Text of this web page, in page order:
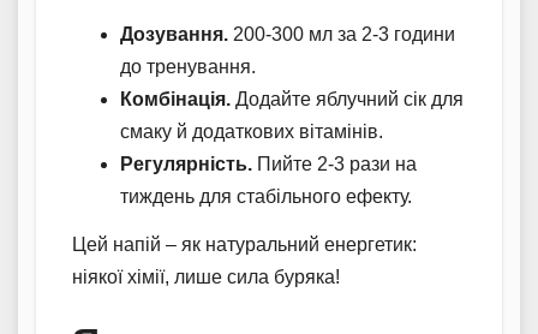
Дозування. 200-300 мл за 2-3 години
до тренування.
Комбінація. Додайте яблучний сік для
смаку й додаткових вітамінів.
Регулярність. Пийте 2-3 рази на
тиждень для стабільного ефекту.
Цей напій – як натуральний енергетик:
ніякої хімії, лише сила буряка!